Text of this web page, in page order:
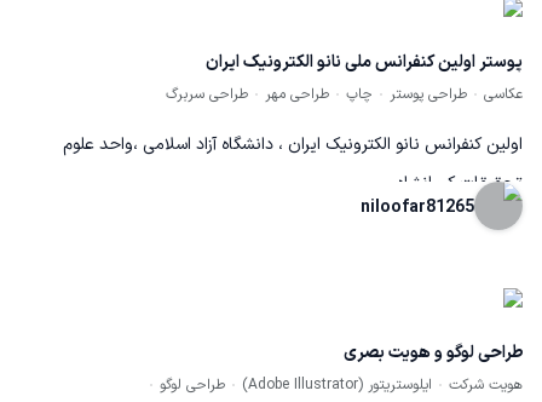
پوستر اولین کنفرانس ملی نانو الکترونیک ایران
عکاسی طراحی پوستر چاپ طراحی مهر طراحی سربرگ
اولین کنفرانس نانو الکترونیک ایران ، دانشگاه آزاد اسلامی ،واحد علوم
تحقیقات کرمانشاه
niloofar81265
طراحی لوگو و هویت بصری
هویت شرکت ایلوستریتور (Adobe Illustrator)
طراحی لوگو